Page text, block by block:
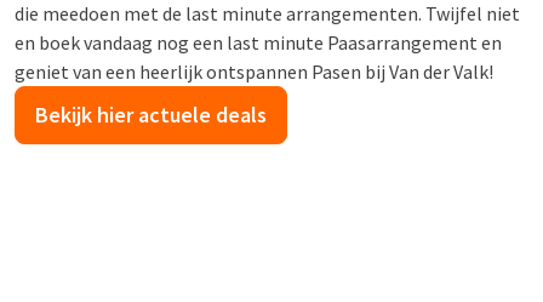
die meedoen met de last minute arrangementen. Twijfel niet
en boek vandaag nog een last minute Paasarrangement en
geniet van een heerlijk ontspannen Pasen bij Van der Valk!
Bekijk hier actuele deals